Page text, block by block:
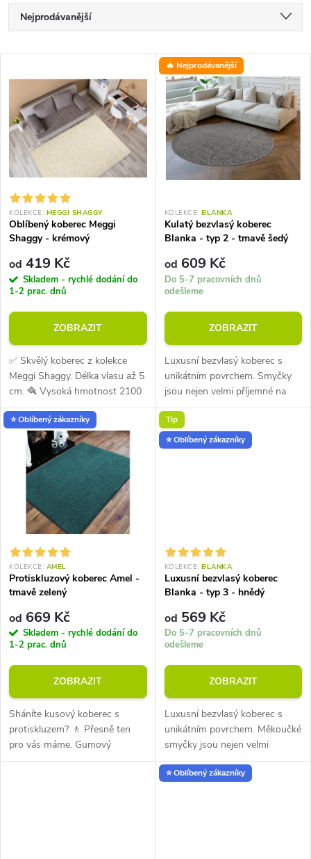
Ř
a
z
e
n
í
p
r
o
d
u
k
t
Nejprodávanější
Abecedně
V
ý
p
i
s
p
r
o
d
u
k
KOLEKCE: MEGGI SHAGGY
Oblíbený koberec Meggi
Shaggy - krémový
od 419 Kč
Skladem - rychlé dodání do
1-2 prac. dnů
ZOBRAZIT
✅ Skvělý koberec z kolekce
Meggi Shaggy. Délka vlasu až 5
cm. 🪮 Vysoká hmotnost 2100
g na m2. Materiál polypropylen.
Vhodný také na podlahové
vytápění. Skvělá volba, pokud...
🔥 Nejprodávanější
KOLEKCE: BLANKA
Kulatý bezvlasý koberec
Blanka - typ 2 - tmavě šedý
od 609 Kč
Do 5-7 pracovních dnů
odešleme
ZOBRAZIT
Luxusní bezvlasý koberec s
unikátním povrchem. Smyčky
jsou nejen velmi příjemné na
dotek, ale také působí velmi
dobře esteticky. Tloušťka
koberce 10 mm. Hmotnost
přibližně 1600...
⭐ Oblíbený zákazníky
KOLEKCE: AMEL
Protiskluzový koberec Amel -
tmavě zelený
od 669 Kč
Skladem - rychlé dodání do
1-2 prac. dnů
ZOBRAZIT
Sháníte kusový koberec s
protiskluzem? 🚶 Přesně ten
pro vás máme. Gumový
podklad, dlouhý a hustý vlas,
Tip
⭐ Oblíbený zákazníky
KOLEKCE: BLANKA
Luxusní bezvlasý koberec
Blanka - typ 3 - hnědý
od 569 Kč
Do 5-7 pracovních dnů
odešleme
ZOBRAZIT
Luxusní bezvlasý koberec s
unikátním povrchem. Měkoučké
smyčky jsou nejen velmi
příjemné na dotek, ale také
působí velmi dobře esteticky.
⭐ Oblíbený zákazníky